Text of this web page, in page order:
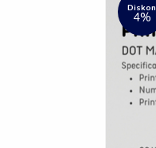
Diskon
4%